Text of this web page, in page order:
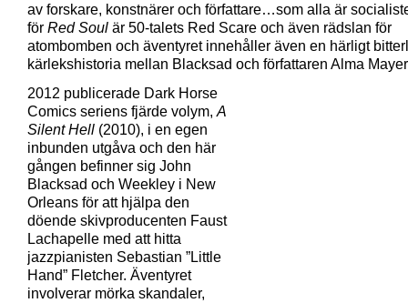
av forskare, konstnärer och författare…som alla är
för Red Soul är 50-talets Red Scare och även rädslan för
atombomben och äventyret innehåller även en härligt
kärlekshistoria mellan Blacksad och författaren Alma
2012 publicerade Dark Horse
Comics seriens fjärde volym, A
Silent Hell (2010), i en egen
inbunden utgåva och den här
gången befinner sig John
Blacksad och Weekley i New
Orleans för att hjälpa den
döende skivproducenten Faust
Lachapelle med att hitta
jazzpianisten Sebastian ”Little
Hand” Fletcher. Äventyret
involverar mörka skandaler,